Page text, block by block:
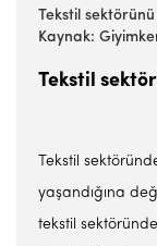
Tekstil
Kaynak:
Tekstil
Tekstil
yaşandığına
tekstil